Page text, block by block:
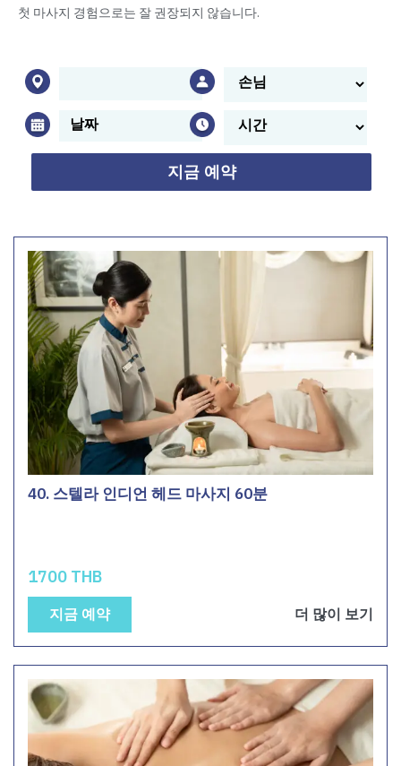
첫 마사지 경험으로는 잘 권장되지 않습니다.
지금 예약
40. 스텔라 인디언 헤드 마사지 60분
1700 THB
지금 예약 더 많이 보기